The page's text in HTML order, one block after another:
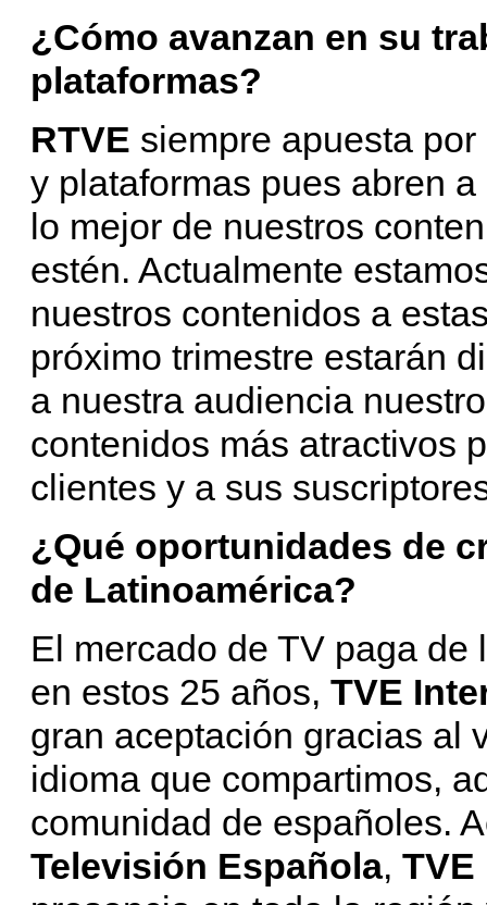
¿Cómo avanzan en su
plataformas?
RTVE siempre apuesta
y plataformas pues abren
lo mejor de nuestros
estén. Actualmente
nuestros contenidos a
próximo trimestre estarán
a nuestra audiencia
contenidos más atractivos
clientes y a sus
¿Qué oportunidades de
de Latinoamérica?
El mercado de TV paga de
en estos 25 años, TVE
gran aceptación gracias al
idioma que compartimos,
comunidad de españoles.
Televisión Española,